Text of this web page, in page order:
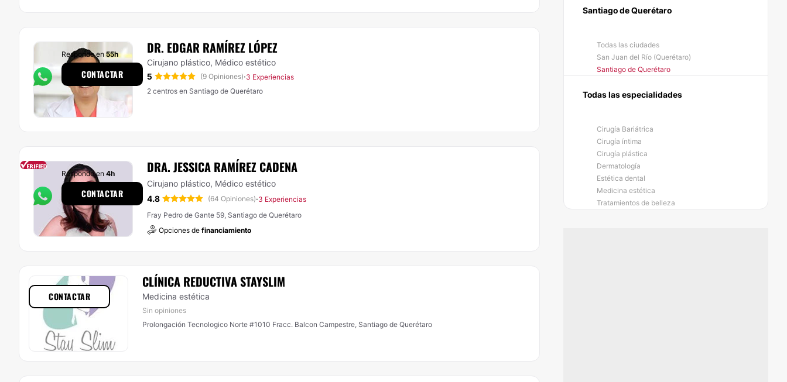
DR. EDGAR RAMÍREZ LÓPEZ
Cirujano plástico, Médico estético
5
(9 Opiniones)·3 Experiencias
2 centros en Santiago de Querétaro
Responde en55h
CONTACTAR
DRA. JESSICA RAMÍREZ CADENA
Cirujano plástico, Médico estético
4.8
(64 Opiniones)·3 Experiencias
Fray Pedro de Gante 59, Santiago de Querétaro
Opciones de financiamiento
Responde en 4h
CONTACTAR
CLÍNICA REDUCTIVA STAYSLIM
Medicina estética
Sin opiniones
Prolongación Tecnologico Norte #1010 Fracc. Balcon Campestre, Santiago de Querétaro
CONTACTAR
Santiago de Querétaro
Todas las ciudades
San Juan del Río (Querétaro)
Santiago de Querétaro
Todas las especialidades
Cirugía Bariátrica
Cirugía íntima
Cirugía plástica
Dermatología
Estética dental
Medicina estética
Tratamientos de belleza